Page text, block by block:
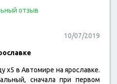
отзыв
10/07/2019
х5 в Автомире на ярославке.
сначала при первом